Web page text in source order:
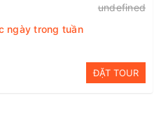
undefined
ngày trong tuần
ĐẶT TOUR